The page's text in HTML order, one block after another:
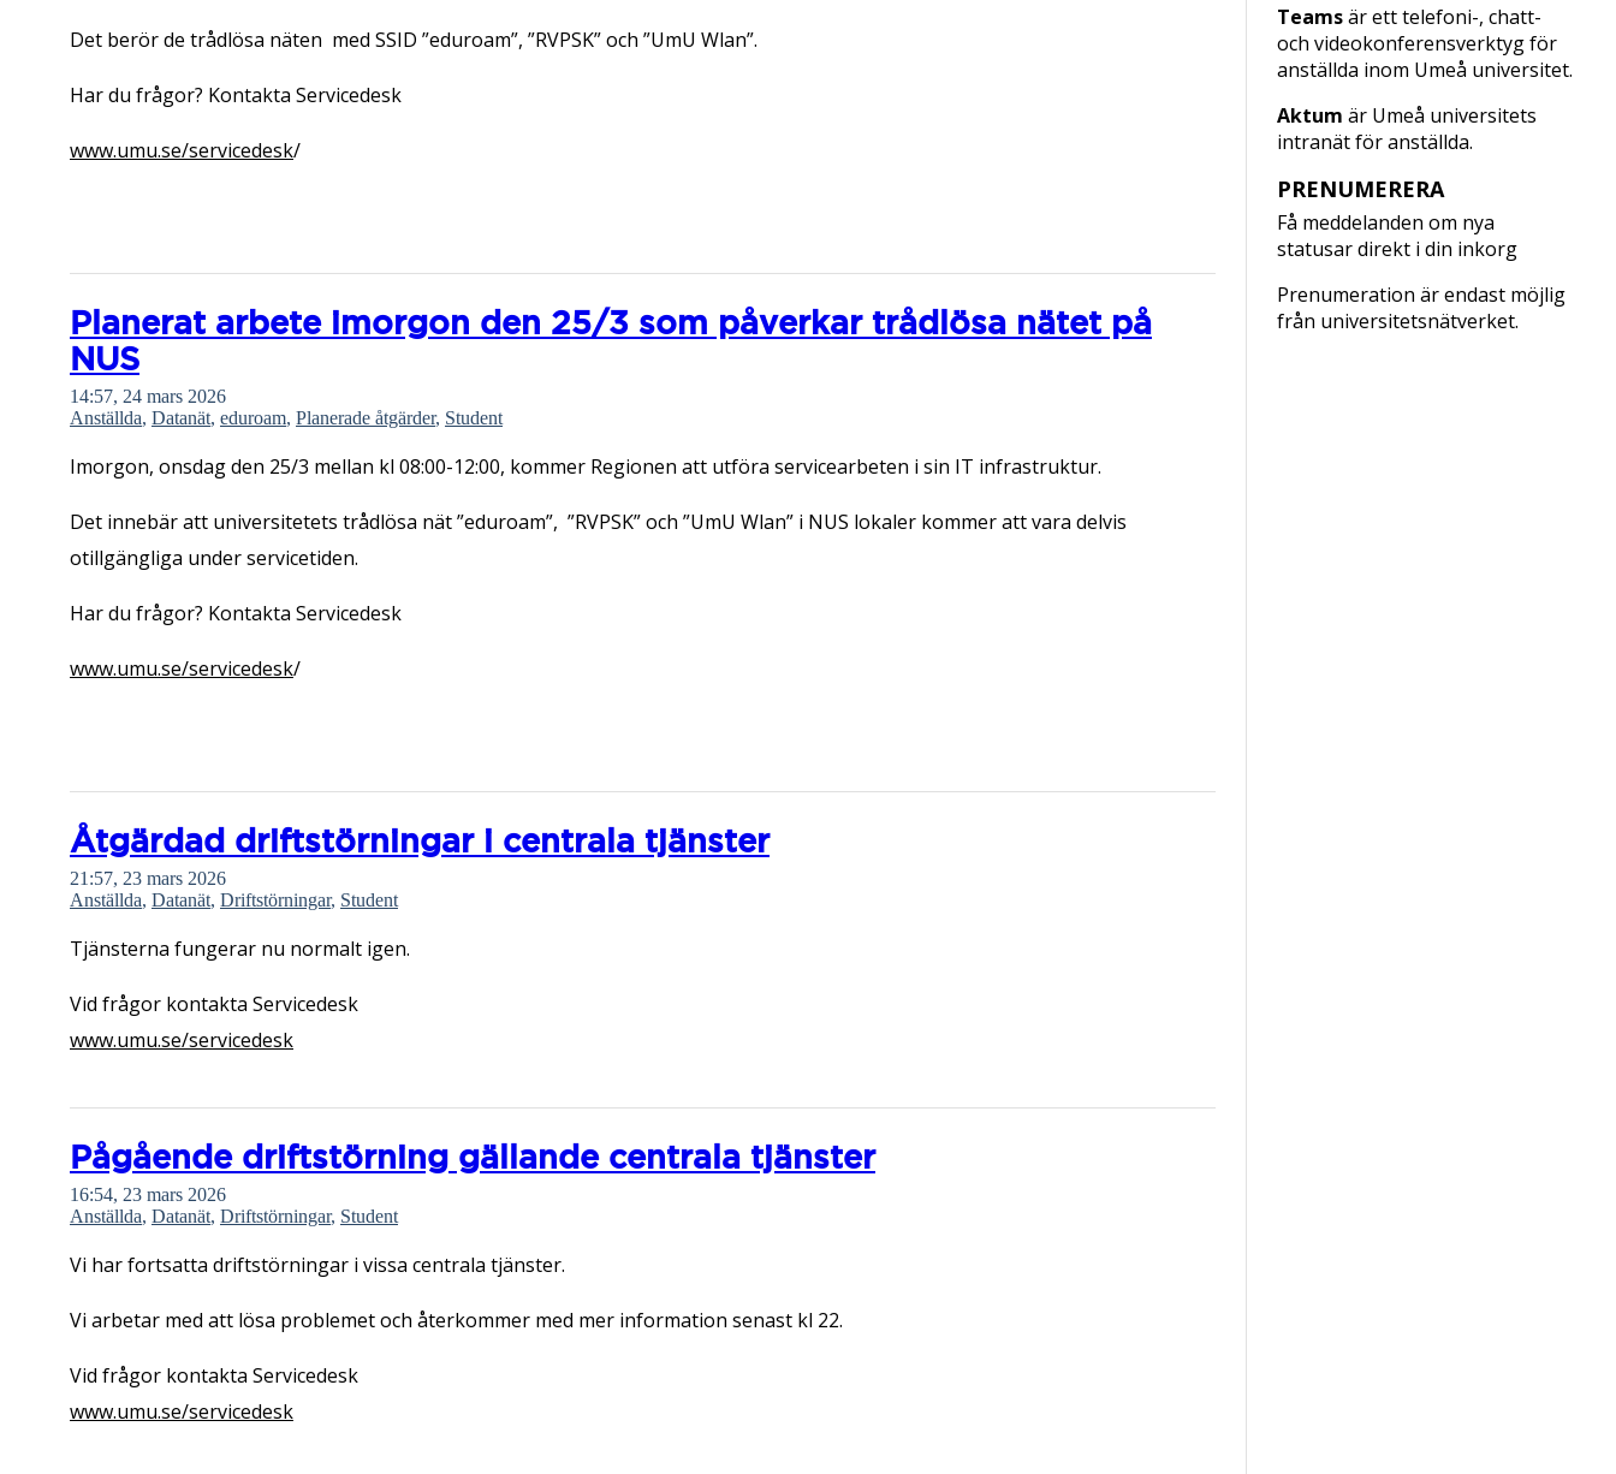
Det berör de trådlösa näten med SSID ”eduroam”, ”RVPSK” och ”UmU Wlan”.
Har du frågor? Kontakta Servicedesk
www.umu.se/servicedesk/
Planerat arbete imorgon den 25/3 som påverkar trådlösa nätet på
NUS
14:57, 24 mars 2026
Anställda, Datanät, eduroam, Planerade åtgärder, Student
Imorgon, onsdag den 25/3 mellan kl 08:00-12:00, kommer Regionen att utföra servicearbeten i sin IT infrastruktur.
Det innebär att universitetets trådlösa nät ”eduroam”, ”RVPSK” och ”UmU Wlan” i NUS lokaler kommer att vara delvis
otillgängliga under servicetiden.
Har du frågor? Kontakta Servicedesk
www.umu.se/servicedesk/
Åtgärdad driftstörningar i centrala tjänster
21:57, 23 mars 2026
Anställda, Datanät, Driftstörningar, Student
Tjänsterna fungerar nu normalt igen.
Vid frågor kontakta Servicedesk
www.umu.se/servicedesk
Pågående driftstörning gällande centrala tjänster
16:54, 23 mars 2026
Anställda, Datanät, Driftstörningar, Student
Vi har fortsatta driftstörningar i vissa centrala tjänster.
Vi arbetar med att lösa problemet och återkommer med mer information senast kl 22.
Vid frågor kontakta Servicedesk
www.umu.se/servicedesk
Teamsär ett telefoni-, chatt-
och videokonferensverktyg för
anställda inom Umeå universitet.
Aktum är Umeå universitets
intranät för anställda.
PRENUMERERA
Få meddelanden om nya
statusar direkt i din inkorg
Prenumeration är endast möjlig
från universitetsnätverket.